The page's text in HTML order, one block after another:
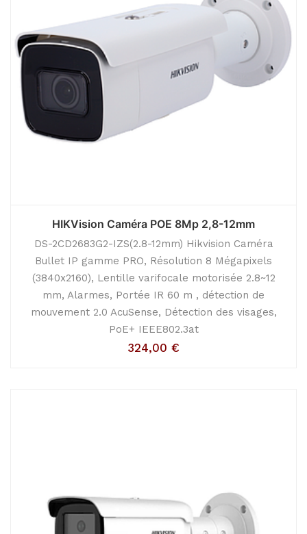
HIKVision Caméra POE 8Mp 2,8-12mm
DS-2CD2683G2-IZS(2.8-12mm) Hikvision Caméra
Bullet IP gamme PRO, Résolution 8 Mégapixels
(3840x2160), Lentille varifocale motorisée 2.8~12
mm, Alarmes, Portée IR 60 m , détection de
mouvement 2.0 AcuSense, Détection des visages,
PoE+ IEEE802.3at
324,00 €